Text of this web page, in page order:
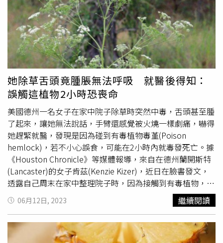
英文santol直接音譯而來，也稱作山道楝或山都兒。大約
2000年後，有苗木商改稱它為金錢果或大王果。馬來文跟
印尼文稱之為santul，泰文是สะท้อน，轉寫成sathon，發音
都類似。王瑞閔進一步介紹，山陀兒在台灣中南部的公園和
私人土地上並不罕見，甚至在中興大學、屏科大等地也有栽
種。台中的東協廣場有時會販售新鮮的山陀兒，花市裡也能
見到苗木販售，「台灣有非常多特別的熱帶植物，來自世界
各地。這些植物可能是颱風的名字，可能是水果，影響我們
的日常生活與文化。我衷心的希望可以建立一座熱帶雨林文
化植物園，讓大家對這些植物更加熟悉」。此外，王瑞閔也
提到前陣子命名為「葡萄桑」的颱風，同樣以水果命名。葡
萄桑是山荔枝或山毛丹的別稱，與紅毛丹同屬。這種水果至
少在20年前已被引進台灣，並在台中以南廣泛栽培，已能開
花結果。
她除草舌頭竟腫脹無法呼吸 就醫後得知：
誤觸這植物2小時恐喪命
美國德州一名女子在家中院子除草時突然中毒，舌頭甚至腫
了起來，讓她無法說話，手臂還感覺被火燒一樣劇痛，嚇得
她趕緊就醫，發現是因為碰到有毒植物毒堇(Poison
hemlock)，若不小心誤食，可能在2小時內就毒發死亡。據
《Houston Chronicle》等媒體報導，來自在德州蘭開斯特
(Lancaster)的女子肯茲(Kenzie Kizer)，近日在臉書發文，
透露自己周末在家中整理院子時，因為接觸到有毒植物，整
個人立即出現不舒服症狀，她透露，當下手好晚如著火，她
先跑去洗了個澡，結果一個小時後舌頭開始腫脹，皮膚有灼
熱感，開始講話不清楚，頭暈目眩，意識開始不清，人甚至
在顫抖。肯茲就醫後被證實她誤觸到毒堇，所幸她第一時間
06月12日, 2023 繼續閱讀